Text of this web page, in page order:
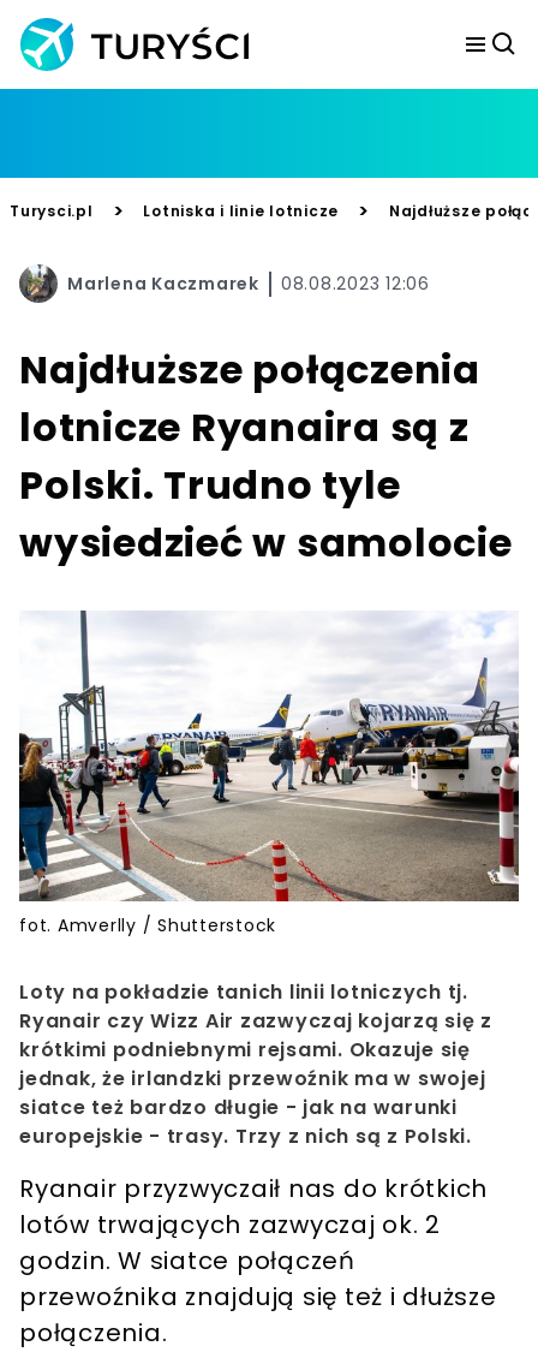
Turysci.pl > Lotniska i linie lotnicze > Najdłuższe
Marlena Kaczmarek 08.08.2023 12:06
Najdłuższe połączenia
lotnicze Ryanaira są z
Polski. Trudno tyle
wysiedzieć w samolocie
fot. Amverlly / Shutterstock
Loty na pokładzie tanich linii lotniczych tj.
Ryanair czy Wizz Air zazwyczaj kojarzą się z
krótkimi podniebnymi rejsami. Okazuje się
jednak, że irlandzki przewoźnik ma w swojej
siatce też bardzo długie - jak na warunki
europejskie - trasy. Trzy z nich są z Polski.
Ryanair przyzwyczaił nas do krótkich
lotów trwających zazwyczaj ok. 2
godzin. W siatce połączeń
przewoźnika znajdują się też i dłuższe
połączenia.